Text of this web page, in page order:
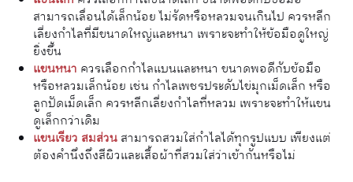
สามารถเลื่อนได้เล็กน้อย ไม่รัดหรือหลวมจนเกินไป ควรหลีก
เลี่ยงกำไลที่มีขนาดใหญ่และหนา เพราะจะทำให้ข้อมือดูใหญ่
ยิ่งขึ้น
แขนหนา ควรเลือกกำไลแบนและหนา ขนาดพอดีกับข้อมือ
หรือหลวมเล็กน้อย เช่น กำไลเพชรประดับไข่มุกเม็ดเล็ก หรือ
ลูกปัดเม็ดเล็ก ควรหลีกเลี่ยงกำไลที่หลวม เพราะจะทำให้แขน
ดูเล็กกว่าเดิม
แขนเรียว สมส่วน สามารถสวมใส่กำไลได้ทุกรูปแบบ เพียงแต่
ต้องคำนึงถึงสีผิวและเสื้อผ้าที่สวมใส่ว่าเข้ากันหรือไม่